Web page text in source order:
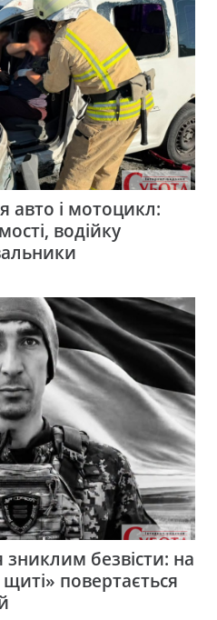
авто і мотоцикл:
водійку
безвісти: на
повертається